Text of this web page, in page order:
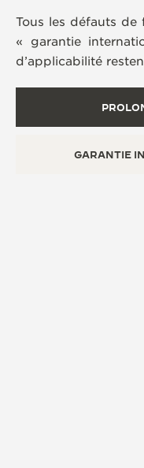
Tous les défauts
« garantie
d’applicabilité
GARANTIE